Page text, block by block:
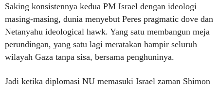
Saking konsistennya kedua PM Israel dengan ideologi
masing-masing, dunia menyebut Peres pragmatic dove dan
Netanyahu ideological hawk. Yang satu membangun meja
perundingan, yang satu lagi meratakan hampir seluruh
wilayah Gaza tanpa sisa, bersama penghuninya.
Jadi ketika diplomasi NU memasuki Israel zaman Shimon